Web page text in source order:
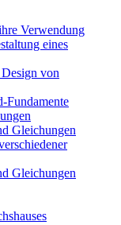
Verwendung
eines
von
Fundamente
Gleichungen
Gleichungen